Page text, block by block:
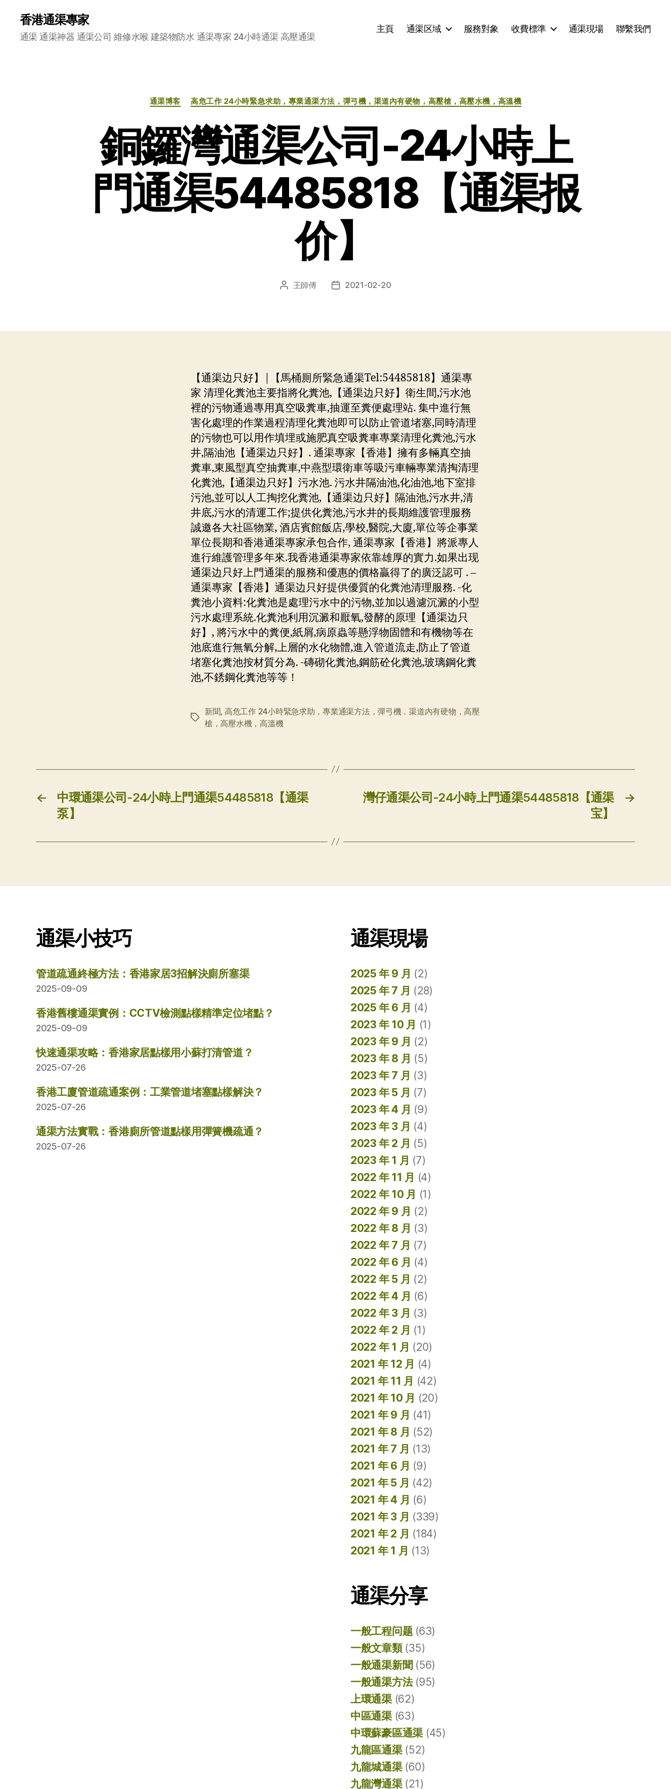
香港通渠專家
通渠 通渠神器 通渠公司 維修水喉 建築物防水 通渠專家 24小時通渠 高壓通渠
主頁 通渠区域 服務對象 收費標準 通渠現場 聯繫我們
分
类
通渠博客 高危工作 24小時緊急求助，專業通渠方法，彈弓機，渠道內有硬物，高壓槍，高壓水機，高溫機
銅鑼灣通渠公司-24小時上
門通渠54485818【通渠报
价】
文 王師傅
发 2021-02-20
【通渠边只好】|【馬桶厠所緊急通渠Tel:54485818】通渠專
家 清理化糞池主要指將化糞池,【通渠边只好】衛生間,污水池
裡的污物通過專用真空吸糞車,抽運至糞便處理站. 集中進行無
害化處理的作業過程清理化糞池即可以防止管道堵塞,同時清理
的污物也可以用作填埋或施肥真空吸糞車專業清理化糞池,污水
井,隔油池【通渠边只好】. 通渠專家【香港】擁有多輛真空抽
糞車,東風型真空抽糞車,中燕型環衛車等吸污車輛專業清掏清理
化糞池,【通渠边只好】污水池. 污水井隔油池,化油池,地下室排
污池,並可以人工掏挖化糞池,【通渠边只好】隔油池,污水井,清
井底,污水的清運工作;提供化糞池,污水井的長期維護管理服務
誠邀各大社區物業, 酒店賓館飯店,學校,醫院,大廈,單位等企事業
單位長期和香港通渠專家承包合作, 通渠專家【香港】將派專人
進行維護管理多年來.我香港通渠專家依靠雄厚的實力.如果出现
通渠边只好上門通渠的服務和優惠的價格贏得了的廣泛認可 . –
通渠專家【香港】通渠边只好提供優質的化糞池清理服務. -化
糞池小資料:化糞池是處理污水中的污物,並加以過濾沉澱的小型
污水處理系統.化糞池利用沉澱和厭氧,發酵的原理【通渠边只
好】, 將污水中的糞便,紙屑,病原蟲等懸浮物固體和有機物等在
池底進行無氧分解,上層的水化物體,進入管道流走,防止了管道
堵塞化糞池按材質分為. -磚砌化糞池,鋼筋砼化糞池,玻璃鋼化糞
池,不銹鋼化糞池等等！
标
新聞, 高危工作 24小時緊急求助，專業通渠方法，彈弓機，渠道內有硬物，高壓
槍，高壓水機，高溫機
←
中環通渠公司-24小時上門通渠54485818【通渠
泵】
→
灣仔通渠公司-24小時上門通渠54485818【通渠
宝】
通渠小技巧
管道疏通終極方法：香港家居3招解決廁所塞渠
2025-09-09
香港舊樓通渠實例：CCTV檢測點樣精準定位堵點？
2025-09-09
快速通渠攻略：香港家居點樣用小蘇打清管道？
2025-07-26
香港工廈管道疏通案例：工業管道堵塞點樣解決？
2025-07-26
通渠方法實戰：香港廁所管道點樣用彈簧機疏通？
2025-07-26
通渠現場
2025 年 9 月 (2)
2025 年 7 月 (28)
2025 年 6 月 (4)
2023 年 10 月 (1)
2023 年 9 月 (2)
2023 年 8 月 (5)
2023 年 7 月 (3)
2023 年 5 月 (7)
2023 年 4 月 (9)
2023 年 3 月 (4)
2023 年 2 月 (5)
2023 年 1 月 (7)
2022 年 11 月 (4)
2022 年 10 月 (1)
2022 年 9 月 (2)
2022 年 8 月 (3)
2022 年 7 月 (7)
2022 年 6 月 (4)
2022 年 5 月 (2)
2022 年 4 月 (6)
2022 年 3 月 (3)
2022 年 2 月 (1)
2022 年 1 月 (20)
2021 年 12 月 (4)
2021 年 11 月 (42)
2021 年 10 月 (20)
2021 年 9 月 (41)
2021 年 8 月 (52)
2021 年 7 月 (13)
2021 年 6 月 (9)
2021 年 5 月 (42)
2021 年 4 月 (6)
2021 年 3 月 (339)
2021 年 2 月 (184)
2021 年 1 月 (13)
通渠分享
一般工程问题(63)
一般文章類(35)
一般通渠新聞 (56)
一般通渠方法(95)
上環通渠(62)
中區通渠(63)
中環蘇豪區通渠 (45)
九龍區通渠(52)
九龍城通渠(60)
九龍灣通渠(21)